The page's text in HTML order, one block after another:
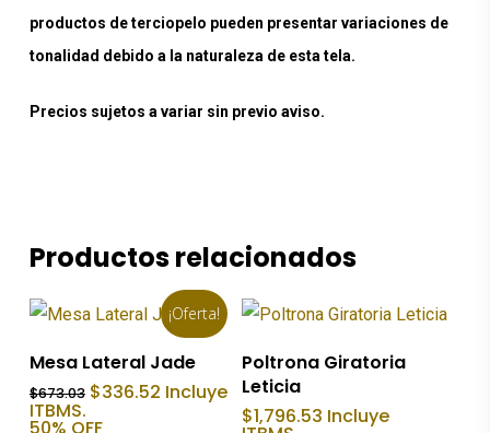
productos de terciopelo pueden presentar variaciones de
tonalidad debido a la naturaleza de esta tela.
Precios sujetos a variar sin previo aviso.
Productos relacionados
¡Oferta!
Añadir Al Carrito
Mesa Lateral Jade
$673.03 El
original
$336.52El
precio
Incluye
ITBMS.
Añadir Al Carrito
Poltrona Giratoria
Leticia
$1,796.53 Incluye